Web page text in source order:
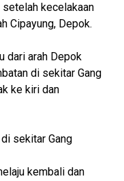
kecelakaan
Cipayung, Depok.
dari arah Depok
di sekitar Gang
ke kiri dan
sekitar Gang
kembali dan